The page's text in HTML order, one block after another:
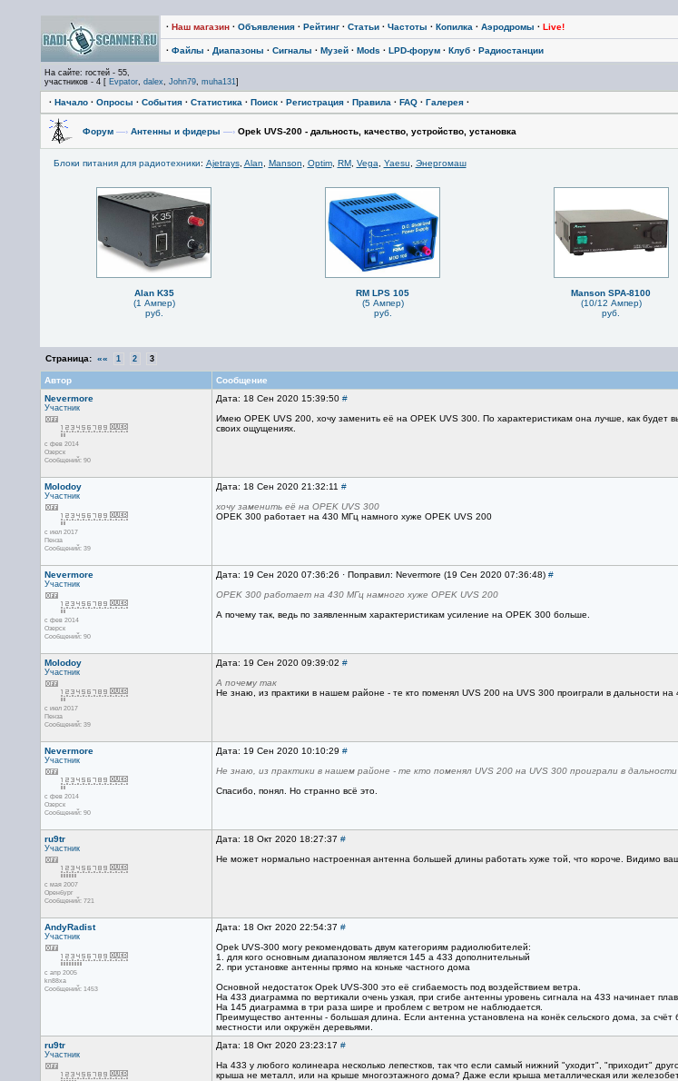
· Наш магазин· Объявления· Рейтинг· Статьи· Частоты · Копилка · Аэродромы · Live!
· Файлы · Диапазоны · Сигналы · Музей· Mods · LPD-форум· Клуб· Радиостанции
На сайте: гостей - 55,
участников - 4 [ Evpator, dalex, John79, muha131]
· Начало· Опросы · События· Статистика · Поиск· Регистрация· Правила · FAQ· Галерея·
Форум —› Антенны и фидеры —›Opek UVS-200 - дальность, качество, устройство, установка
Блоки питания для радиотехники: Ajetrays, Alan Manson Optim, RM, Vega Yaesu Энергомаш
Alan K35
(1 Ампер)
руб.
RM LPS 105
(5 Ампер)
руб.
Manson SPA-8100
(10/12 Ампер)
руб.
Страница: «« 1 2 3
Автор
Сообщение
Nevermore
Участник
с фев 2014
Озерск
Сообщений: 90
Дата: 18 Сен 2020 15:39:50 #
Имею OPEK UVS 200, хочу заменить её на OPEK UVS 300. По характеристикам она лучше, как
своих ощущениях.
Molodoy
Участник
с июл 2017
Пенза
Сообщений: 39
Дата: 18 Сен 2020 21:32:11 #
хочу заменить её на OPEK UVS 300
OPEK 300 работает на 430 МГц намного хуже OPEK UVS 200
Nevermore
Участник
с фев 2014
Озерск
Сообщений: 90
Дата: 19 Сен 2020 07:36:26 · Поправил: Nevermore (19 Сен 2020 07:36:48) #
OPEK 300 работает на 430 МГц намного хуже OPEK UVS 200
А почему так, ведь по заявленным характеристикам усиление на OPEK 300 больше.
Molodoy
Участник
с июл 2017
Пенза
Сообщений: 39
Дата: 19 Сен 2020 09:39:02 #
А почему так
Не знаю, из практики в нашем районе - те кто поменял UVS 200 на UVS 300 проиграли в дальности на
Nevermore
Участник
с фев 2014
Озерск
Сообщений: 90
Дата: 19 Сен 2020 10:10:29 #
Не знаю, из практики в нашем районе - те кто поменял UVS 200 на UVS 300 проиграли в
Спасибо, понял. Но странно всё это.
ru9tr
Участник
с мая 2007
Оренбург
Сообщений: 721
Дата: 18 Окт 2020 18:27:37 #
Не может нормально настроенная антенна большей длины работать хуже той, что короче. Видимо
AndyRadist
Участник
с апр 2005
kn88xa
Сообщений: 1453
Дата: 18 Окт 2020 22:54:37 #
Opek UVS-300 могу рекомендовать двум категориям радиолюбителей:
1. для кого основным диапазоном является 145 а 433 дополнительный
2. при установке антенны прямо на коньке частного дома
Основной недостаток Opek UVS-300 это её сгибаемость под воздействием ветра.
На 433 диаграмма по вертикали очень узкая, при сгибе антенны уровень сигнала на 433 начинает
На 145 диаграмма в три раза шире и проблем с ветром не наблюдается.
Преимущество антенны - большая длина. Если антенна установлена на конёк сельского дома, за
местности или окружён деревьями.
ru9tr
Участник
Дата: 18 Окт 2020 23:23:17 #
На 433 у любого колинеара несколько лепестков, так что если самый нижний "уходит", "приходит"
крыша не металл, или на крыше многоэтажного дома? Даже если крыша металлическая или